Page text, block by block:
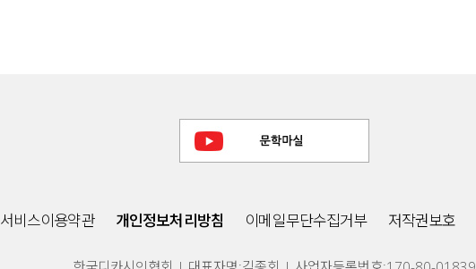
서비스이용약관 개인정보처리방침 이메일무단수집거부 저작권보호